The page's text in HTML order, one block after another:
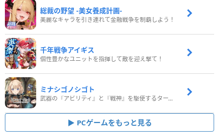
総裁の野望 -美女養成計画-
美麗なキャラを引き連れて金融戦争を制覇しよう！
千年戦争アイギス
個性豊かなユニットを指揮して敵を迎え撃て！
ミナシゴノシゴト
武器の『アビリティ』と『戦神』を駆使するターン制コマンドバトルRPG！
PCゲームをもっと見る